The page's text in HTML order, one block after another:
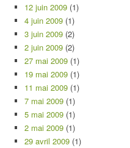
12 juin 2009 (1)
4 juin 2009 (1)
3 juin 2009 (2)
2 juin 2009 (2)
27 mai 2009 (1)
19 mai 2009 (1)
11 mai 2009 (1)
7 mai 2009 (1)
5 mai 2009 (1)
2 mai 2009 (1)
29 avril 2009 (1)